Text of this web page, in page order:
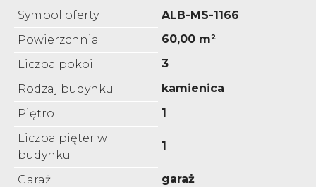
Symbol oferty
ALB-MS-1166
Powierzchnia
60,00 m²
Liczba pokoi
3
Rodzaj budynku
kamienica
Piętro
1
Liczba pięter w
budynku
1
Garaż
garaż